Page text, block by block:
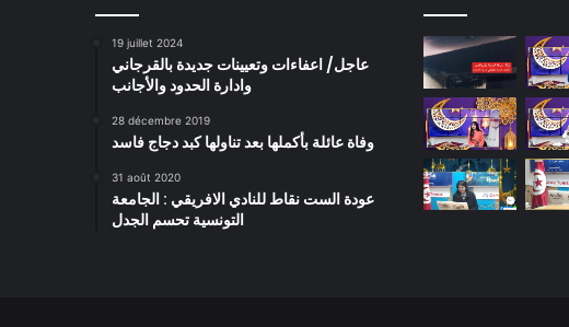
19 juillet 2024
عاجل/ اعفاءات وتعيينات جديدة بالقرجاني
وادارة الحدود والأجانب
28 décembre 2019
وفاة عائلة بأكملها بعد تناولها كبد دجاج فاسد
31 août 2020
عودة الست نقاط للنادي الافريقي : الجامعة
التونسية تحسم الجدل